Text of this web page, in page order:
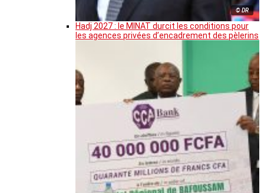
© DR
Hadj 2027 : le MINAT durcit les conditions pour
les agences privées d’encadrement des pèlerins